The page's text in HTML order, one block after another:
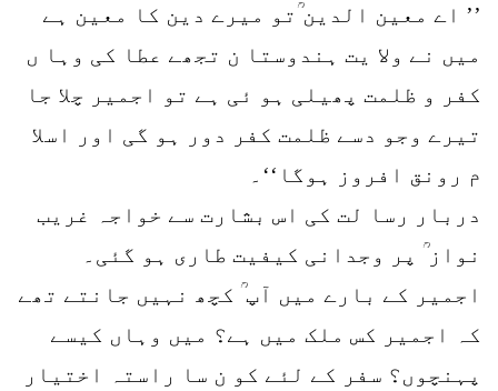
’’ اے معین الدین ؒتو میرے دین کا معین ہے
میں نے ولا یت ہندوستا ن تجھے عطا کی وہا ں
کفر و ظلمت پھیلی ہو ئی ہے تو اجمیر چلا جا
تیرے وجو دسے ظلمت کفر دور ہو گی اور اسلا
م رونق افروز ہوگا‘‘۔
دربار رسا لت کی اس بشارت سے خواجہ غریب
نواز ؒ پر وجدانی کیفیت طاری ہو گئی۔
اجمیر کے بارے میں آپ ؒ کچھ نہیں جانتے تھے
کہ اجمیر کس ملک میں ہے؟ میں وہاں کیسے
پہنچوں؟ سفر کے لئے کو ن سا راستہ اختیار